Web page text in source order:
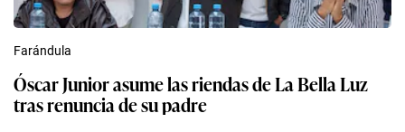
Farándula
Óscar Junior asume las riendas de La Bella Luz
tras renuncia de su padre